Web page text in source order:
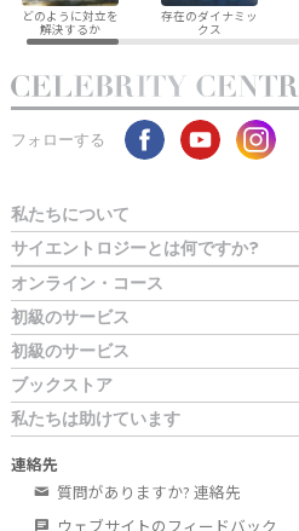
どのように対立を
解決するか
存在のダイナミッ
クス
フォローする
私たちについて
サイエントロジーとは何ですか?
オンライン・コース
初級のサービス
初級のサービス
ブックストア
私たちは助けています
連絡先
質問がありますか? 連絡先
ウェブサイトのフィードバック